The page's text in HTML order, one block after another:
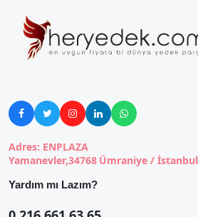
    
Adres: ENPLAZA
Yamanevler,34768 Ümraniye / İstanbul
Yardım mı Lazım?